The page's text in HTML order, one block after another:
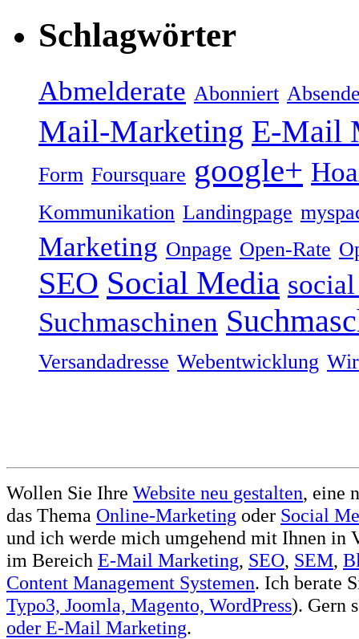
Schlagwörter
Abmelderate Abonniert
Mail-Marketing E-Mail
Form Foursquare google+
Kommunikation Landingpage
Marketing Onpage Open-Rate
SEO Social Media
Suchmaschinen
Versandadresse Webentwicklung
Wollen Sie Ihre Website neu gestalten, eine
das Thema Online-Marketing oder Social
und ich werde mich umgehend mit Ihnen in
im Bereich E-Mail Marketing, SEO, SEM,
Content Management Systemen. Ich berate
Typo3, Joomla, Magento, WordPress). Gern
oder E-Mail Marketing.